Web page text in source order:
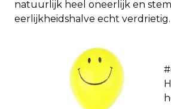
natuurlijk heel oneerlijk en
eerlijkheidshalve echt verdrietig.